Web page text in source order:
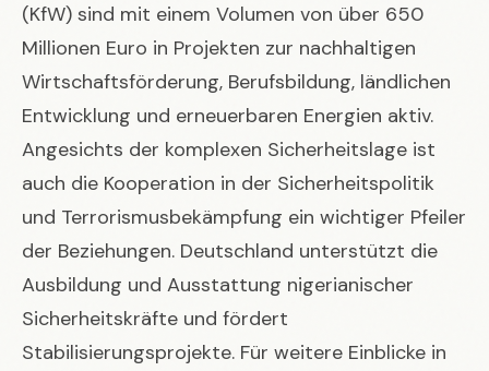
(KfW) sind mit einem Volumen von über 650
Millionen Euro in Projekten zur nachhaltigen
Wirtschaftsförderung, Berufsbildung, ländlichen
Entwicklung und erneuerbaren Energien aktiv.
Angesichts der komplexen Sicherheitslage ist
auch die Kooperation in der Sicherheitspolitik
und Terrorismusbekämpfung ein wichtiger Pfeiler
der Beziehungen. Deutschland unterstützt die
Ausbildung und Ausstattung nigerianischer
Sicherheitskräfte und fördert
Stabilisierungsprojekte. Für weitere Einblicke in